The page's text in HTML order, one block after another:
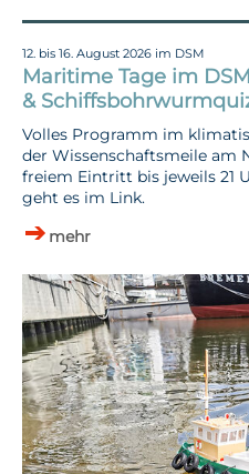
12. bis 16. August 2026 im DSM
Maritime Tage im
&
Volles Programm im
der Wissenschaftsmeile am
freiem Eintritt bis jeweils 21
geht es im Link.
mehr